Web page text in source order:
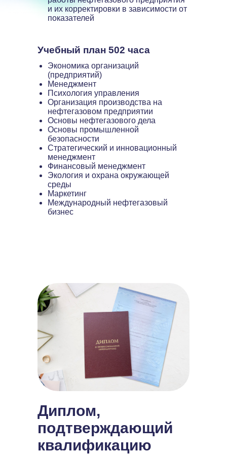
и их корректировки в зависимости от
показателей
Экономика организаций
(предприятий)
Менеджмент
Психология управления
Организация производства на
нефтегазовом предприятии
Основы нефтегазового дела
Основы промышленной
безопасности
Стратегический и инновационный
менеджмент
Финансовый менеджмент
Экология и охрана окружающей
среды
Маркетинг
Международный нефтегазовый
бизнес
Учебный план 502 часа
Диплом,
подтверждающий
квалификацию